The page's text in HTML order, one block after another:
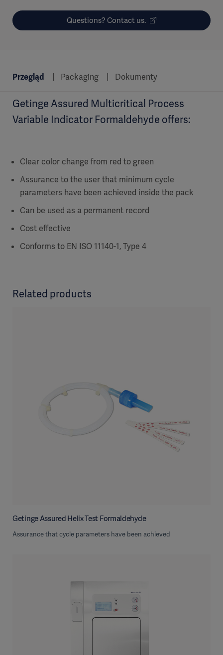
Questions? Contact us.
Przegląd Packaging Dokumenty
Getinge Assured Multicritical Process
Variable Indicator Formaldehyde offers:
Clear color change from red to green
Assurance to the user that minimum cycle
parameters have been achieved inside the pack
Can be used as a permanent record
Cost effective
Conforms to EN ISO 11140-1, Type 4
Related products
Getinge Assured Helix Test Formaldehyde
Assurance that cycle parameters have been achieved